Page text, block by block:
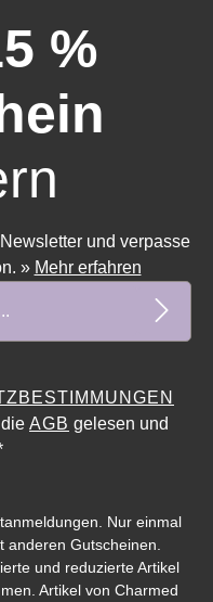
5 Sternen
Durchschnittliche Bewertung
%
und verpasse
» Mehr erfahren
AGB gelesen und
Nur einmal
Gutscheinen.
und reduzierte Artikel
Artikel von Charmed